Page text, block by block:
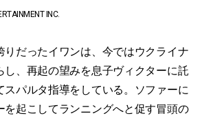
INC.
だったイワンは、今ではウクライナ
し、再起の望みを息子ヴィクターに託
スパルタ指導をしている。ソファーに
を起こしてランニングへと促す冒頭の